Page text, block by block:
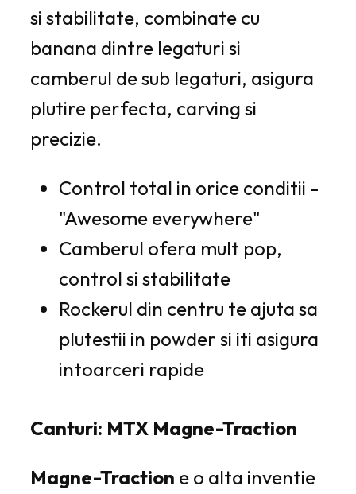
si stabilitate, combinate cu
banana dintre legaturi si
camberul de sub legaturi, asigura
plutire perfecta, carving si
precizie.
Control total in orice conditii -
"Awesome everywhere"
Camberul ofera mult pop,
control si stabilitate
Rockerul din centru te ajuta sa
plutestii in powder si iti asigura
intoarceri rapide
Canturi: MTX Magne-Traction
Magne-Traction e o alta inventie